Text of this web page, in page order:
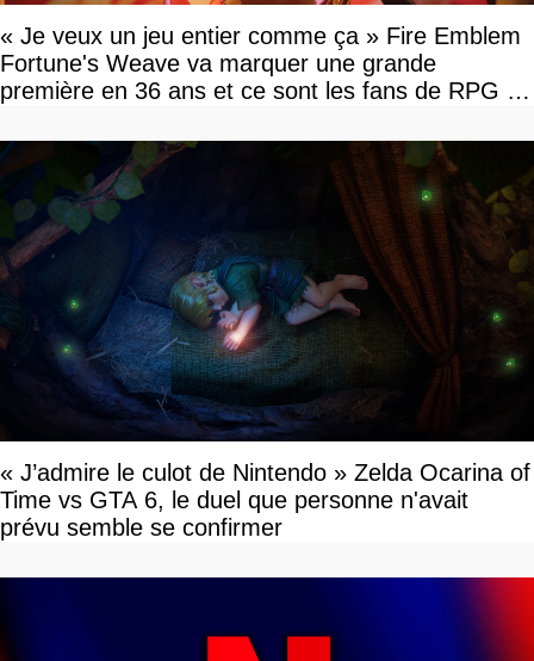
« Je veux un jeu entier comme ça » Fire Emblem
Fortune's Weave va marquer une grande
première en 36 ans et ce sont les fans de RPG en
« J’admire le culot de Nintendo » Zelda Ocarina of
Time vs GTA 6, le duel que personne n'avait
prévu semble se confirmer